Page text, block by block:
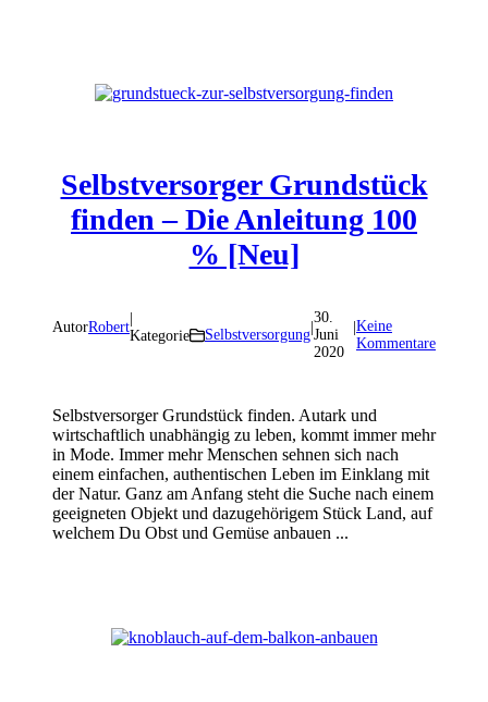
Selbstversorger Grundstück
finden – Die Anleitung 100
% [Neu]
AutorRobert
Kategorie
Selbstversorgung
30.
Juni
2020
Keine
Kommentare
Selbstversorger Grundstück finden. Autark und
wirtschaftlich unabhängig zu leben, kommt immer mehr
in Mode. Immer mehr Menschen sehnen sich nach
einem einfachen, authentischen Leben im Einklang mit
der Natur. Ganz am Anfang steht die Suche nach einem
geeigneten Objekt und dazugehörigem Stück Land, auf
welchem Du Obst und Gemüse anbauen ...